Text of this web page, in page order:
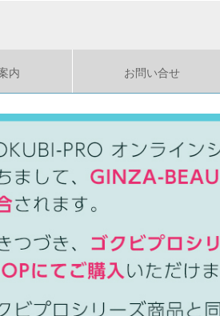
内 お問い合せ